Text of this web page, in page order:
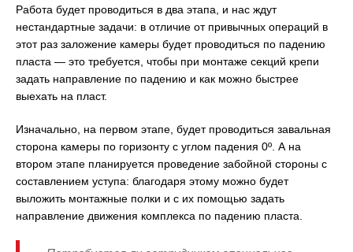
Работа будет проводиться в два этапа, и нас ждут
нестандартные задачи: в отличие от привычных операций в
этот раз заложение камеры будет проводиться по падению
пласта — это требуется, чтобы при монтаже секций крепи
задать направление по падению и как можно быстрее
выехать на пласт.
Изначально, на первом этапе, будет проводиться завальная
сторона камеры по горизонту с углом падения 0º. А на
втором этапе планируется проведение забойной стороны с
составлением уступа: благодаря этому можно будет
выложить монтажные полки и с их помощью задать
направление движения комплекса по падению пласта.